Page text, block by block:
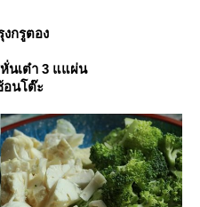
งกรูตอง
นเต๋า 3 แแผ่น
อนโต๊ะ